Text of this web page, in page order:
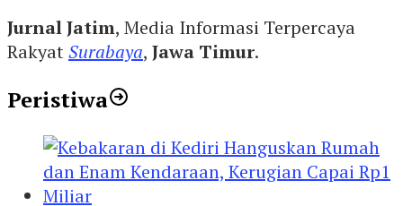
Jurnal Jatim, Media Informasi Terpercaya
RakyatSurabaya, Jawa Timur.
Peristiwa